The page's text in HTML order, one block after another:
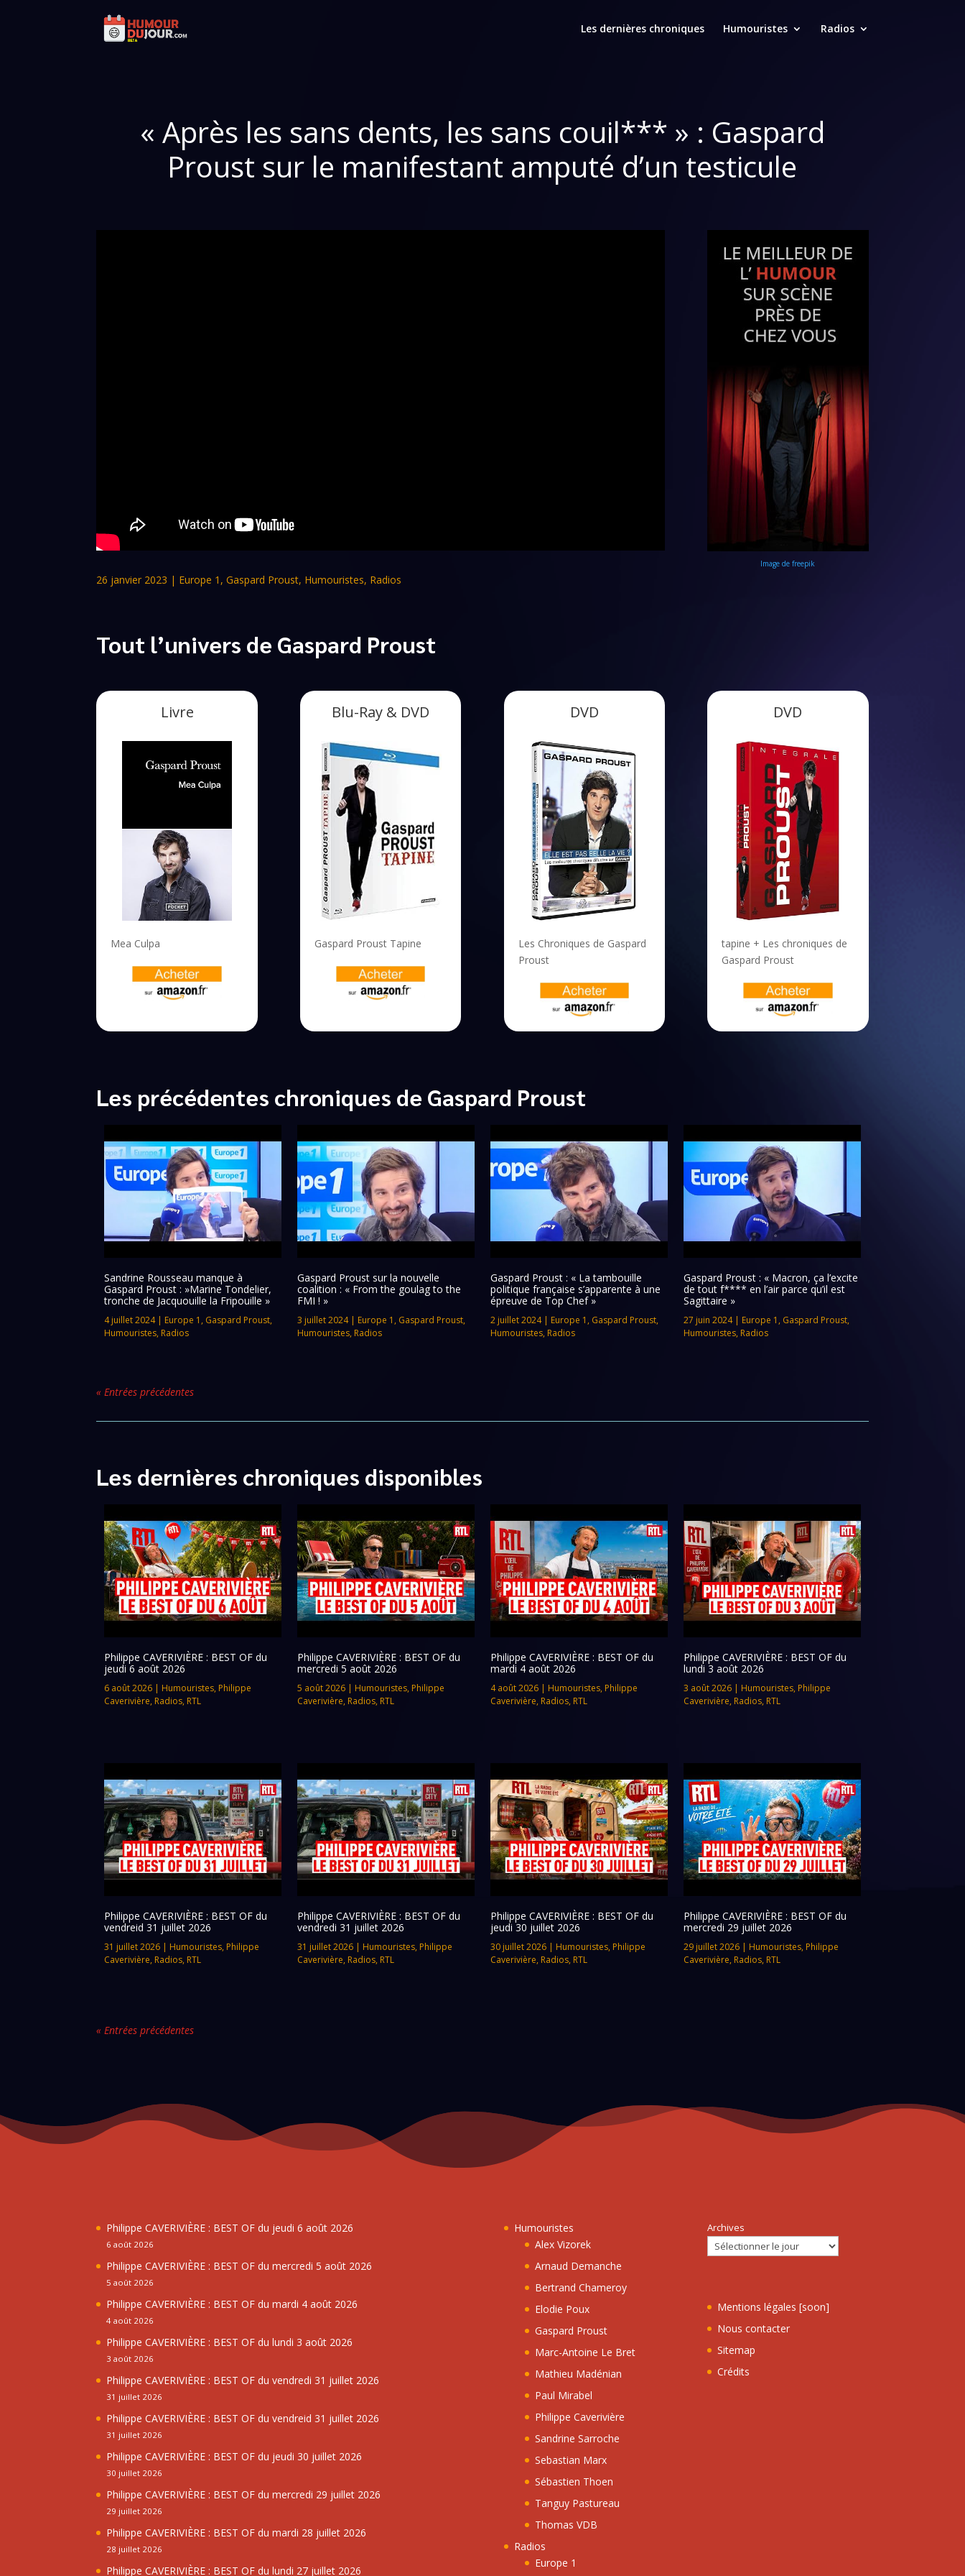
Les dernières chroniques Humouristes Radios
« Après les sans dents, les sans couil*** » : Gaspard
Proust sur le manifestant amputé d’un testicule
26 janvier 2023 | Europe 1 ,Gaspard Proust, Humouristes, Radios
Image de freepik
Tout l’univers de Gaspard Proust
Livre
Mea Culpa
Blu-Ray & DVD
Gaspard Proust Tapine
DVD
Les Chroniques de Gaspard
Proust
DVD
tapine + Les chroniques de
Gaspard Proust
Les précédentes chroniques de Gaspard Proust
Sandrine Rousseau manque à
Gaspard Proust : »Marine Tondelier,
tronche de Jacquouille la Fripouille »
4 juillet 2024| Europe 1 , Gaspard Proust,
Humouristes, Radios
Gaspard Proust sur la nouvelle
coalition : « From the goulag to the
FMI ! »
3 juillet 2024| Europe 1 , Gaspard Proust,
Humouristes, Radios
Gaspard Proust : « La tambouille
politique française s’apparente à une
épreuve de Top Chef »
2 juillet 2024| Europe 1 , Gaspard Proust,
Humouristes, Radios
Gaspard Proust : « Macron, ça l’excite
de tout f**** en l’air parce qu’il est
Sagittaire »
27 juin 2024| Europe 1 , Gaspard Proust,
Humouristes, Radios
« Entrées précédentes
Les dernières chroniques disponibles
Philippe CAVERIVIÈRE : BEST OF du
jeudi 6 août 2026
6 août 2026 | Humouristes, Philippe
Caverivière, Radios, RTL
Philippe CAVERIVIÈRE : BEST OF du
mercredi 5 août 2026
5 août 2026| Humouristes, Philippe
Caverivière, Radios, RTL
Philippe CAVERIVIÈRE : BEST OF du
mardi 4 août 2026
4 août 2026| Humouristes, Philippe
Caverivière, Radios, RTL
Philippe CAVERIVIÈRE : BEST OF du
lundi 3 août 2026
3 août 2026| Humouristes, Philippe
Caverivière, Radios, RTL
Philippe CAVERIVIÈRE : BEST OF du
vendreid 31 juillet 2026
31 juillet 2026 | Humouristes, Philippe
Caverivière, Radios, RTL
Philippe CAVERIVIÈRE : BEST OF du
vendredi 31 juillet 2026
31 juillet 2026| Humouristes, Philippe
Caverivière, Radios, RTL
Philippe CAVERIVIÈRE : BEST OF du
jeudi 30 juillet 2026
30 juillet 2026| Humouristes, Philippe
Caverivière, Radios, RTL
Philippe CAVERIVIÈRE : BEST OF du
mercredi 29 juillet 2026
29 juillet 2026| Humouristes, Philippe
Caverivière, Radios, RTL
« Entrées précédentes
Philippe CAVERIVIÈRE : BEST OF du jeudi 6 août 2026
6 août 2026
Philippe CAVERIVIÈRE : BEST OF du mercredi 5 août 2026
5 août 2026
Philippe CAVERIVIÈRE : BEST OF du mardi 4 août 2026
4 août 2026
Philippe CAVERIVIÈRE : BEST OF du lundi 3 août 2026
3 août 2026
Philippe CAVERIVIÈRE : BEST OF du vendredi 31 juillet 2026
31 juillet 2026
Philippe CAVERIVIÈRE : BEST OF du vendreid 31 juillet 2026
31 juillet 2026
Philippe CAVERIVIÈRE : BEST OF du jeudi 30 juillet 2026
30 juillet 2026
Philippe CAVERIVIÈRE : BEST OF du mercredi 29 juillet 2026
29 juillet 2026
Philippe CAVERIVIÈRE : BEST OF du mardi 28 juillet 2026
28 juillet 2026
Philippe CAVERIVIÈRE : BEST OF du lundi 27 juillet 2026
Humouristes
Alex Vizorek
Arnaud Demanche
Bertrand Chameroy
Elodie Poux
Gaspard Proust
Marc-Antoine Le Bret
Mathieu Madénian
Paul Mirabel
Philippe Caverivière
Sandrine Sarroche
Sebastian Marx
Sébastien Thoen
Tanguy Pastureau
Thomas VDB
Radios
Europe 1
Archives
Mentions légales [soon]
Nous contacter
Sitemap
Crédits